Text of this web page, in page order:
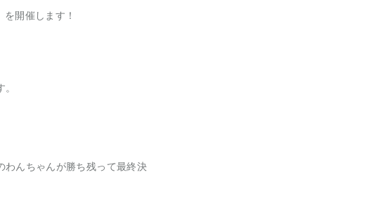
開催します！
わんちゃんが勝ち残って最終決